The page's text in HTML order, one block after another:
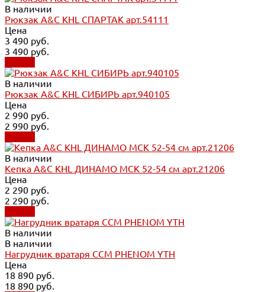
В наличии
Рюкзак A&C KHL СПАРТАК арт.54111
Цена
3 490 руб.
3 490 руб.
В наличии
Рюкзак A&C KHL СИБИРЬ арт.940105
Цена
2 990 руб.
2 990 руб.
В наличии
Кепка A&C KHL ДИНАМО МСК 52-54 см арт.21206
Цена
2 290 руб.
2 290 руб.
В наличии
В наличии
Нагрудник вратаря CCM PHENOM YTH
Цена
18 890 руб.
18 890 руб.